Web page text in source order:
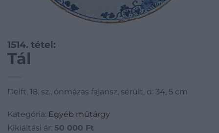
1514. tétel:
Tál
Delft, 18. sz., ónmázas fajansz, sérült, d: 34, 5 cm
Kategória: Egyéb műtárgy
Kikiáltási ár: 50 000 Ft